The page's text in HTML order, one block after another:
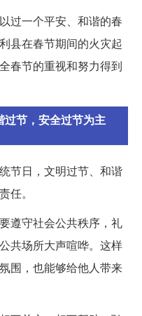
过一个平安、和谐的春
县在春节期间的火灾起
春节的重视和努力得到
过节，安全过节为主
节日，文明过节、和谐
任。
遵守社会公共秩序，礼
共场所大声喧哗。这样
围，也能够给他人带来